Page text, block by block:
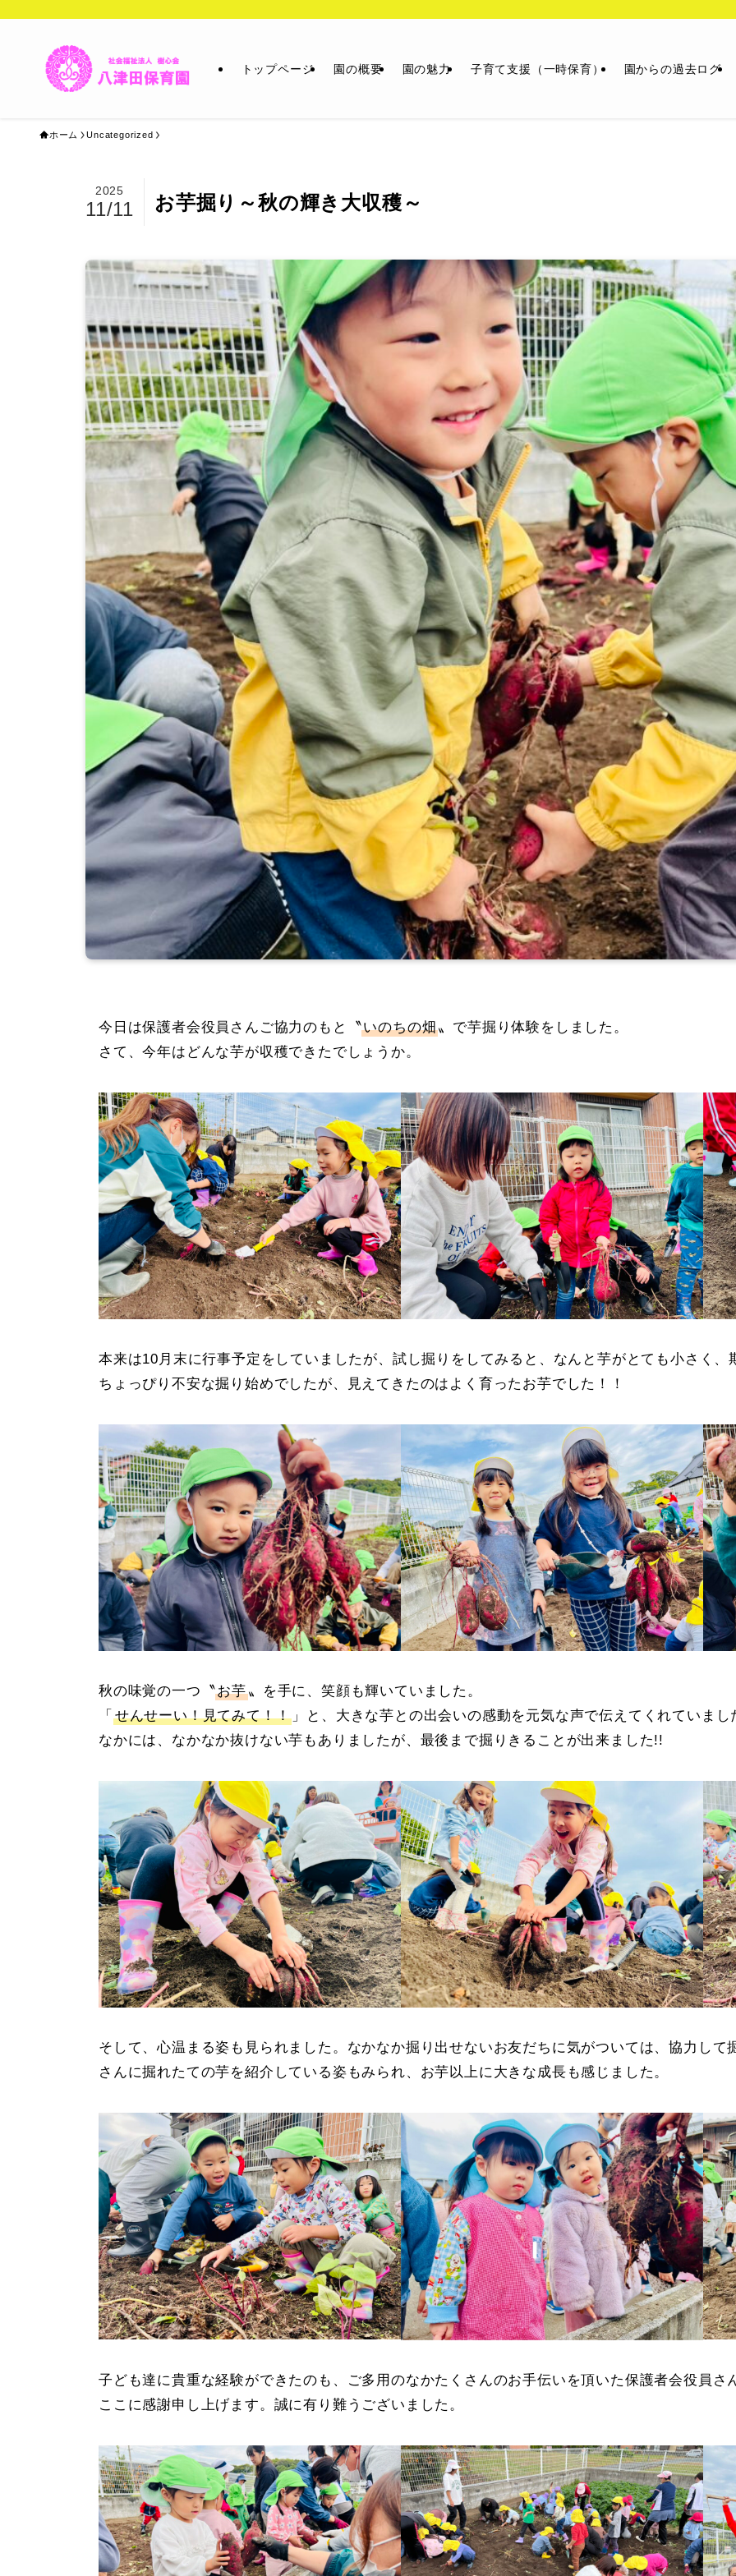
トップページ 園の概要 園の魅力 子育て支援（一時保育） 園からの過去ログ
ホーム Uncategorized
お芋掘り～秋の輝き大収穫～
2025
11/11
今日は保護者会役員さんご協力のもと〝いのちの畑〟で芋掘り体験をしました。
さて、今年はどんな芋が収穫できたでしょうか。
本来は10月末に行事予定をしていましたが、試し掘りをしてみると、なんと芋がとても小さく
ちょっぴり不安な掘り始めでしたが、見えてきたのはよく育ったお芋でした！！
秋の味覚の一つ〝お芋〟を手に、笑顔も輝いていました。
「 せんせーい！見てみて！！ 」と、大きな芋との出会いの感動を元気な声で伝えてくれていまし
なかには、なかなか抜けない芋もありましたが、最後まで掘りきることが出来ました!!
そして、心温まる姿も見られました。なかなか掘り出せないお友だちに気がついては、協力し
さんに掘れたての芋を紹介している姿もみられ、お芋以上に大きな成長も感じました。
子ども達に貴重な経験ができたのも、ご多用のなかたくさんのお手伝いを頂いた保護者会役員さ
ここに感謝申し上げます。誠に有り難うございました。